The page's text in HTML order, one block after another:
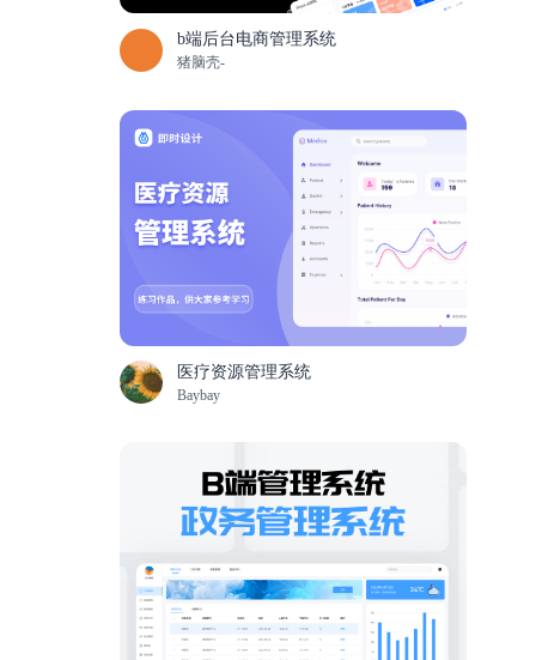
b端后台电商管理系统
猪脑壳-
医疗资源管理系统
Baybay